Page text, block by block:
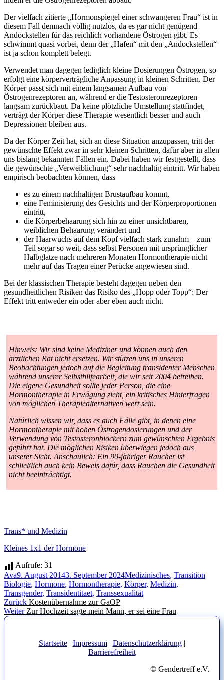
Der vielfach zitierte „Hormonspiegel einer schwangeren Frau“ ist in
diesem Fall demnach völlig nutzlos, da es gar nicht genügend
Andockstellen für das reichlich vorhandene Östrogen gibt. Es
schwimmt quasi vorbei, denn der „Hafen“ mit den „Andockstellen“
ist ja schon komplett belegt.
Verwendet man dagegen lediglich kleine Dosierungen Östrogen, so
erfolgt eine körperverträgliche Anpassung in kleinen Schritten. Der
Körper passt sich mit einem langsamen Aufbau von
Östrogenrezeptoren an, während er die Testosteronrezeptoren
langsam zurückbaut. Da keine plötzliche Umstellung stattfindet,
verträgt der Körper diese Therapie wesentlich besser und auch
Depressionen bleiben aus.
Da der Körper Zeit hat, sich an diese Situation anzupassen, tritt der
gewünschte Effekt zwar in sehr kleinen Schritten, dafür aber in allen
uns bislang bekannten Fällen ein. Dabei haben wir festgestellt, dass
die gewünschte „Verweiblichung“ sehr nachhaltig eintritt. Wir haben
empirisch beobachten können, dass
es zu einem nachhaltigen Brustaufbau kommt,
eine Feminisierung des Gesichts und der Körperproportionen
eintritt,
die Körperbehaarung sich hin zu einer unsichtbaren,
weiblichen Behaarung verändert und
der Haarwuchs auf dem Kopf vielfach stark zunahm – zum
Teil sogar so weit, dass selbst Personen mit ursprünglicher
Halbglatze nach mehreren Monaten Hormontherapie nicht
mehr auf das Tragen einer Perücke angewiesen sind.
Bei der klassischen Therapie besteht dagegen neben den
gesundheitlichen Risiken das Risiko des „Hopp oder Topp“: Der
Effekt tritt entweder ein oder aber eben auch nicht.
Hinweis: Wir sind keine Mediziner und können auch den
ärztlichen Rat nicht ersetzen. Wir stützen uns in unseren
Beobachtungen jedoch auf die Begleitung transidenter Menschen
während unserer Selbsthilfearbeit, die wir seit 2004 betreiben.
Die eigene Gesundheit sollte jeder Person, die eine
Hormontherapie in Erwägung zieht, ein kritisches Hinterfragen
von möglichen Therapiealternativen wert sein.
Natürlich wissen wir, dass es auch Fälle gibt, in denen eine
Hormontherapie mit hohen Östrogendosierungen und der
Verwendung von Testosteronblockern zum gewünschten Ergebnis
geführt hat. Die möglichen Risiken überwiegen jedoch aus
unserer Sicht. Anschaulich: Ein 90-jähriger Raucher ist
schließlich auch kein Beweis dafür, dass Rauchen die Gesundheit
nicht beeinträchtigt.
Trans* und Medizin
Kleines 1x1 der Hormone
Aufrufe: 31
Autor
AvaVeröffentlicht
am
9. August 20143. September 2024Kategorien
Medizinisches, Transition
Biologie, Hormone, Hormontherapie, Körper, Medizin,
Transgender, Transidentitaet, Transsexualität
Beitragsnavigation
Zurück Vorheriger
Beitrag:
Kostenübernahme zur GaOP
Weiter Nächster
Zur Hochzeit sagte mein Mann, er sei eine Frau
Startseite| Impressum| Datenschutzerklärung|
Barrierefreiheit
© Gendertreff e.V.